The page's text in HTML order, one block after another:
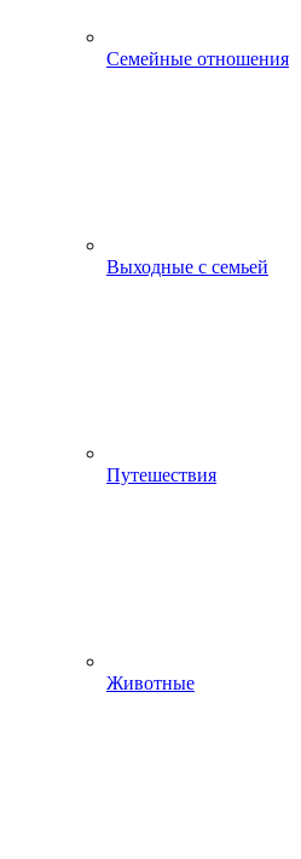
Семейные отношения
Выходные с семьей
Путешествия
Животные